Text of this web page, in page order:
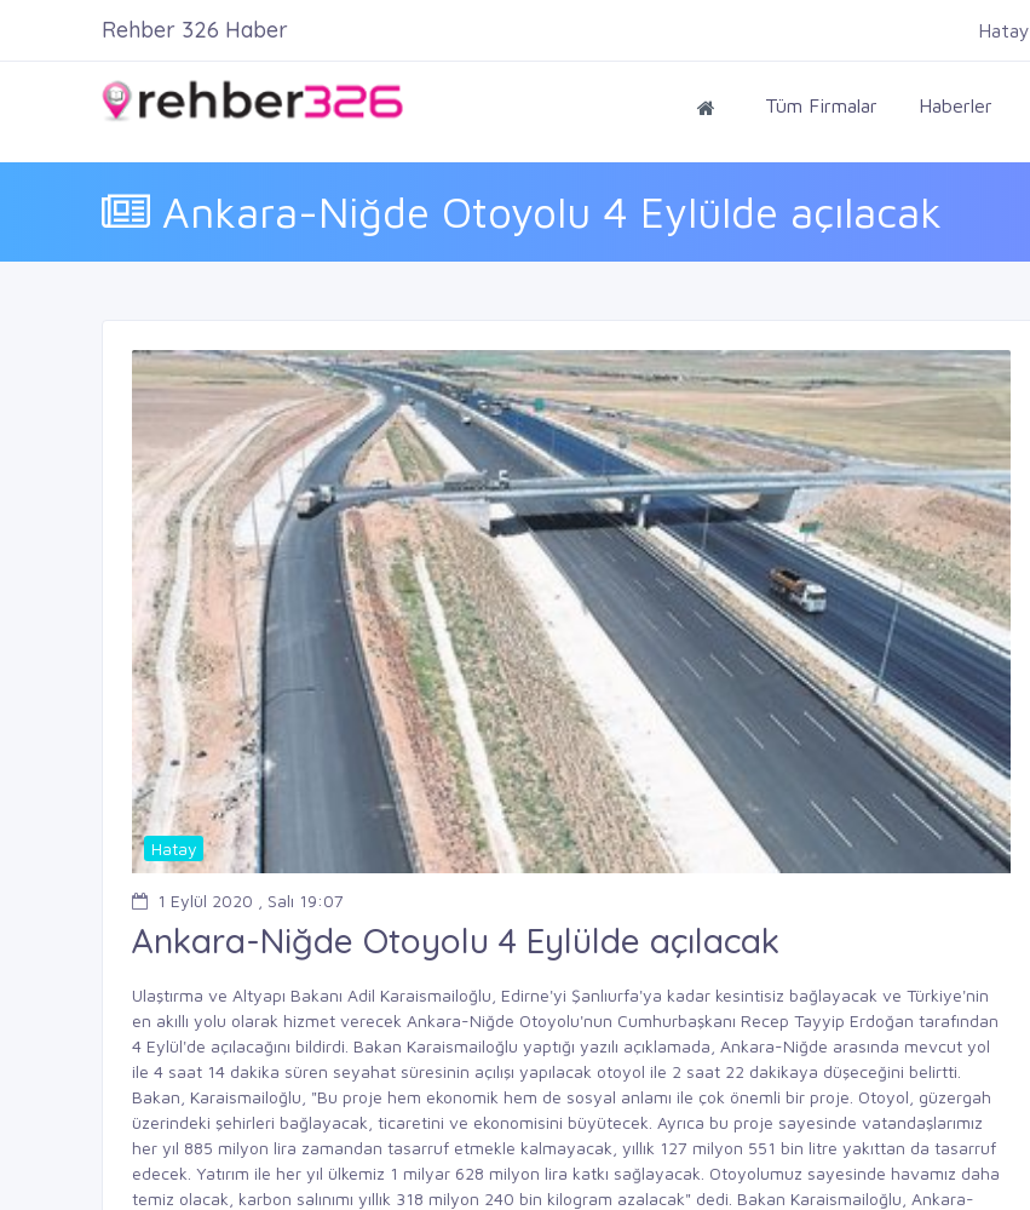
Tüm Firmalar Haberler
Ankara-Niğde Otoyolu 4 Eylülde açılacak
Rehber 326 Haber Hatay
Hatay
1 Eylül 2020 , Salı 19:07
Ankara-Niğde Otoyolu 4 Eylülde açılacak
Ulaştırma ve Altyapı Bakanı Adil Karaismailoğlu, Edirne'yi Şanlıurfa'ya kadar kesintisiz bağlayacak ve Türkiye'nin
en akıllı yolu olarak hizmet verecek Ankara-Niğde Otoyolu'nun Cumhurbaşkanı Recep Tayyip Erdoğan tarafından
4 Eylül'de açılacağını bildirdi. Bakan Karaismailoğlu yaptığı yazılı açıklamada, Ankara-Niğde arasında mevcut yol
ile 4 saat 14 dakika süren seyahat süresinin açılışı yapılacak otoyol ile 2 saat 22 dakikaya düşeceğini belirtti.
Bakan, Karaismailoğlu, "Bu proje hem ekonomik hem de sosyal anlamı ile çok önemli bir proje. Otoyol, güzergah
üzerindeki şehirleri bağlayacak, ticaretini ve ekonomisini büyütecek. Ayrıca bu proje sayesinde vatandaşlarımız
her yıl 885 milyon lira zamandan tasarruf etmekle kalmayacak, yıllık 127 milyon 551 bin litre yakıttan da tasarruf
edecek. Yatırım ile her yıl ülkemiz 1 milyar 628 milyon lira katkı sağlayacak. Otoyolumuz sayesinde havamız daha
temiz olacak, karbon salınımı yıllık 318 milyon 240 bin kilogram azalacak" dedi. Bakan Karaismailoğlu, Ankara-